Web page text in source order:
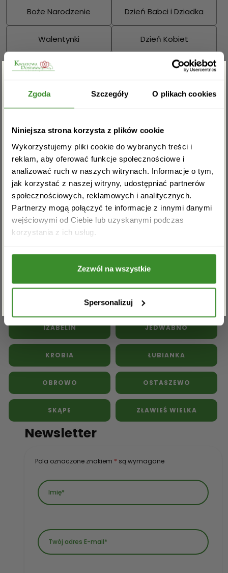
Zgoda Szczegóły O plikach cookies
Niniejsza strona korzysta z plików cookie
Wykorzystujemy pliki cookie do wybranych treści i
reklam, aby oferować funkcje społecznościowe i
analizować ruch w naszych witrynach. Informacje o tym,
jak korzystać z naszej witryny, udostępniać partnerów
społecznościowych, reklamowych i analitycznych.
Partnerzy mogą połączyć te informacje z innymi danymi
wejściowymi od Ciebie lub uzyskanymi podczas
korzystania z ich usług.
Zezwól na wszystkie
Spersonalizuj
Boże Narodzenie Dzień Babci i Dziadka
Walentynki Dzień Kobiet
Wielkanoc Dzień Mamy
Dzień Ojca
Bukiety mieszane Kosze kwiatowe
Kwiaty doniczkowe
Inne kwiaciarnie w powiecie
toruńskim:
CZERNIKOWO
IZABELIN JEDWABNO
KROBIA ŁUBIANKA
OBROWO OSTASZEWO
SKĄPE ZŁAWIEŚ WIELKA
Newsletter
Pola oznaczone znakiem * są wymagane
Zgarnij rabat -5%
Zapisz się do newslettera i zgarnij
rabat na pierwsze zakupy!
Akceptuję regulamin i wyrażam zgodę na
przetwarzanie powyższych danych osobowych
ZAPISZ SIĘ